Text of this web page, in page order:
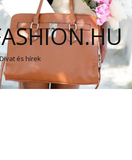
Divat és hírek